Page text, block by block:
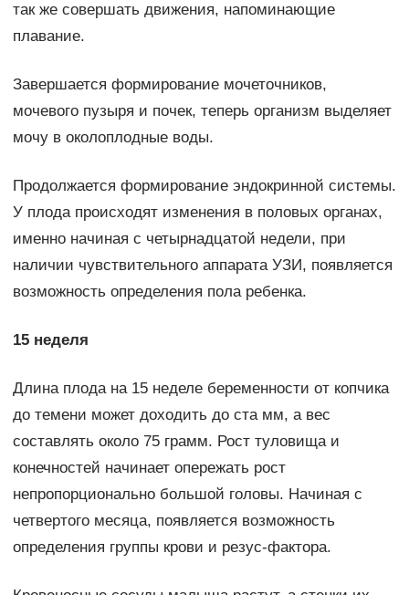
так же совершать движения, напоминающие
плавание.
Завершается формирование мочеточников,
мочевого пузыря и почек, теперь организм выделяет
мочу в околоплодные воды.
Продолжается формирование эндокринной системы.
У плода происходят изменения в половых органах,
именно начиная с четырнадцатой недели, при
наличии чувствительного аппарата УЗИ, появляется
возможность определения пола ребенка.
15 неделя
Длина плода на 15 неделе беременности от копчика
до темени может доходить до ста мм, а вес
составлять около 75 грамм. Рост туловища и
конечностей начинает опережать рост
непропорционально большой головы. Начиная с
четвертого месяца, появляется возможность
определения группы крови и резус-фактора.